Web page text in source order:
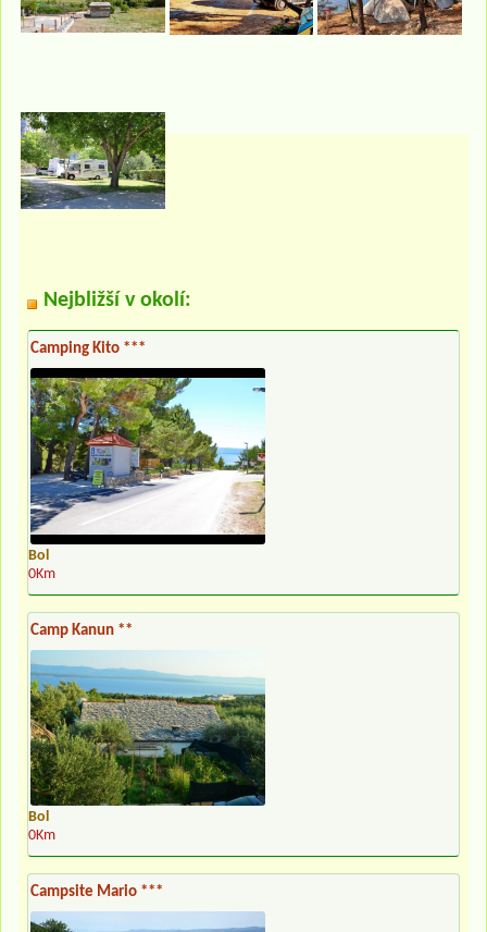
Nejbližší v okolí:
Camping Kito ***
Bol
0Km
Camp Kanun **
Bol
0Km
Campsite Mario ***